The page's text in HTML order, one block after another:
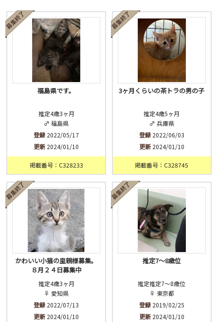
済 未 不明
福島県です。
推定4歳3ヶ月
♂ 福島県
登録 2022/05/17
更新 2024/01/10
掲載番号：C328233
3ヶ月くらいの茶トラの男の子
推定4歳5ヶ月
♂ 兵庫県
登録2022/06/03
更新2024/01/10
掲載番号：C328745
かわいい小猫の里親様募集。
８月２４日募集中
推定4歳3ヶ月
♀ 愛知県
登録 2022/07/13
更新 2024/01/10
推定7〜8歳位
推定推定7〜8歳位
♀ 東京都
登録2019/02/25
更新2024/01/10